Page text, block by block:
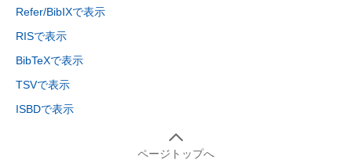
Refer/BibIXで表示
RISで表示
BibTeXで表示
TSVで表示
ISBDで表示
ページトップへ